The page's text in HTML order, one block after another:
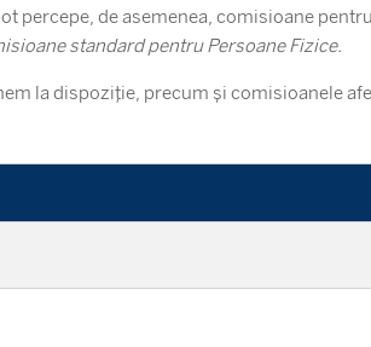
percepe, de asemenea, comisioane
standard pentru Persoane Fizice.
la dispoziție, precum și comisioanele